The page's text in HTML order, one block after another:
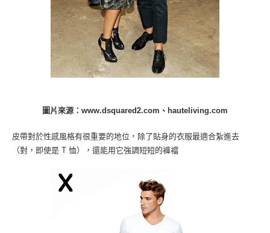
圖片來源：www.dsquared2.com、hauteliving.com
皮帶對於性感風格有很重要的地位，除了貼身的衣服最適合紮進去
（對，即使是 T 恤），還能用它強調短短的褲襠